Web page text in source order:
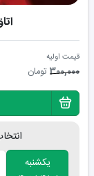
قیمت اولیه
300,000تومان
یکشنبه